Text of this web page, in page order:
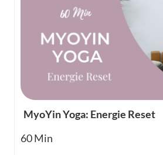
MyoYin Yoga: Energie Reset
60